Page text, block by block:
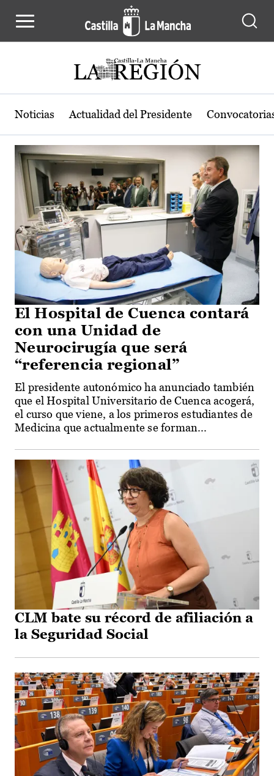
Actualidad de la región de Castilla-
Noticias Actualidad del Presidente
El Hospital de Cuenca contará
con una Unidad de
Neurocirugía que será
“referencia regional”
El presidente autonómico ha anunciado también
que el Hospital Universitario de Cuenca acogerá,
el curso que viene, a los primeros estudiantes de
Medicina que actualmente se forman...
CLM bate su récord de afiliación a
la Seguridad Social